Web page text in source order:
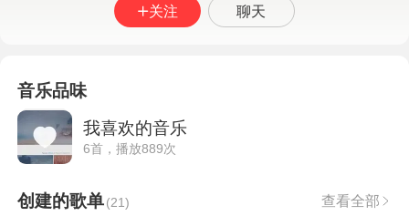
关注 聊天
音乐品味
我喜欢的音乐
6首，播放889次
创建的歌单(21) 查看全部